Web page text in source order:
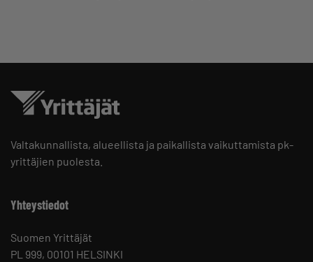
Valtakunnallista, alueellista ja paikallista vaikuttamista pk-
yrittäjien puolesta.
Yhteystiedot
Suomen Yrittäjät
PL 999, 00101 HELSINKI